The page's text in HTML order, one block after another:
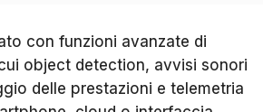
con funzioni avanzate di
object detection, avvisi sonori
delle prestazioni e telemetria